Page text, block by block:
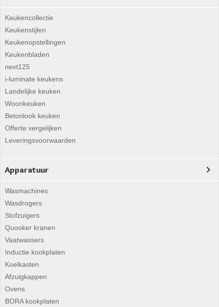
Keukencollectie
Keukenstijlen
Keukenopstellingen
Keukenbladen
next125
i-luminate keukens
Landelijke keuken
Woonkeuken
Betonlook keuken
Offerte vergelijken
Leveringsvoorwaarden
Apparatuur
Wasmachines
Wasdrogers
Stofzuigers
Quooker kranen
Vaatwassers
Inductie kookplaten
Koelkasten
Afzuigkappen
Ovens
BORA kookplaten